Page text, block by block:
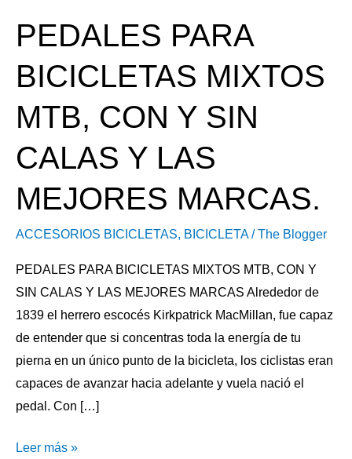
PEDALES PARA
BICICLETAS MIXTOS
MTB, CON Y SIN
CALAS Y LAS
MEJORES MARCAS.
ACCESORIOS BICICLETAS, BICICLETA/The Blogger
PEDALES PARA BICICLETAS MIXTOS MTB, CON Y
SIN CALAS Y LAS MEJORES MARCAS Alrededor de
1839 el herrero escocés Kirkpatrick MacMillan, fue capaz
de entender que si concentras toda la energía de tu
pierna en un único punto de la bicicleta, los ciclistas eran
capaces de avanzar hacia adelante y vuela nació el
pedal. Con […]
PEDALES
PARA
BICICLETAS
MTB,
Y
SIN
CALAS
Y
MEJORES
MARCAS.
Leer más »